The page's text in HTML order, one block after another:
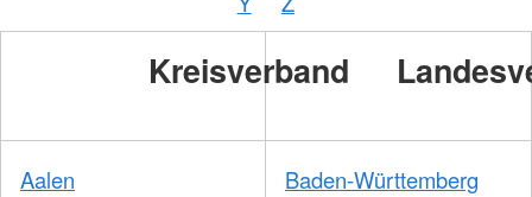
Kreisverband
Aalen Baden-Württemberg